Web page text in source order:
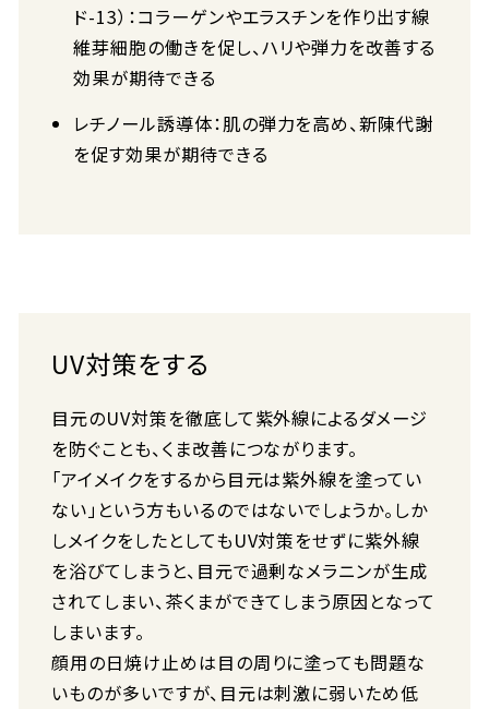
ド-13）：コラーゲンやエラスチンを作り出す線
維芽細胞の働きを促し、ハリや弾力を改善する
効果が期待できる
レチノール誘導体：肌の弾力を高め、新陳代謝
を促す効果が期待できる
UV対策をする
目元のUV対策を徹底して紫外線によるダメージ
を防ぐことも、くま改善につながります。
「アイメイクをするから目元は紫外線を塗ってい
ない」という方もいるのではないでしょうか。しか
しメイクをしたとしてもUV対策をせずに紫外線
を浴びてしまうと、目元で過剰なメラニンが生成
されてしまい、茶くまができてしまう原因となって
しまいます。
顔用の日焼け止めは目の周りに塗っても問題な
いものが多いですが、目元は刺激に弱いため低